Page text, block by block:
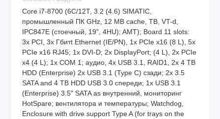
Core i7-8700 (6C/12T, 3.2 (4.6) SIMATIC,
промышленный ПК GHz, 12 MB cache, TB, VT-d,
IPC847E (стоечный, 19", 4HU); AMT); Board 11 slots:
3x PCI, 3x Гбитt Ethernet (IE/PN), 1x PCIe x16 (8 L), 5x
PCIe x16 RJ45; 1x DVI-D; 2x DisplayPort; (4 L), 2x PCIe
x4 (4 L); 1x COM 1; аудио, 4x USB 3.1, RAID1, 2x 4 TB
HDD (Enterprise) 2x USB 3.1 (Type C) сзади; 2x 3.5
SATA and 4 TB HDD USB 3.0 спереди; 1x USB 3.1
(Enterprise) 3.5" SATA as внутренний, мониторинг
HotSpare; вентилятора и температуры; Watchdog,
Enclosure with drive support Type A (for trays on the